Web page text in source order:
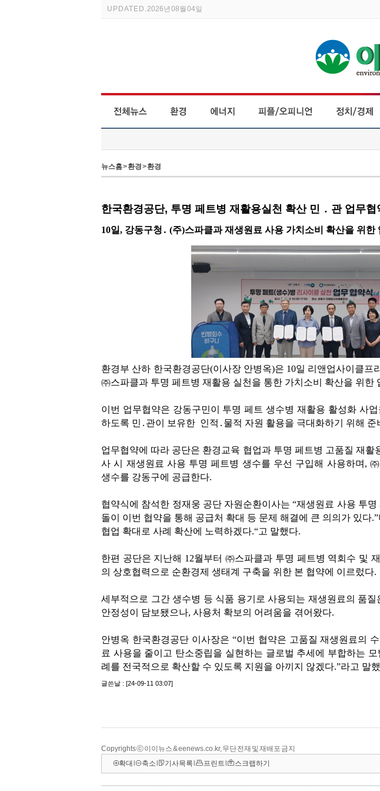
UPDATED.2026년 08월 04일
뉴스홈>환경>환경
Copyrights ⓒ 이이뉴스 & eenews.co.kr, 무단 전재 및 재배포 금지
확대
축소 기사목록 프린트 스크랩하기